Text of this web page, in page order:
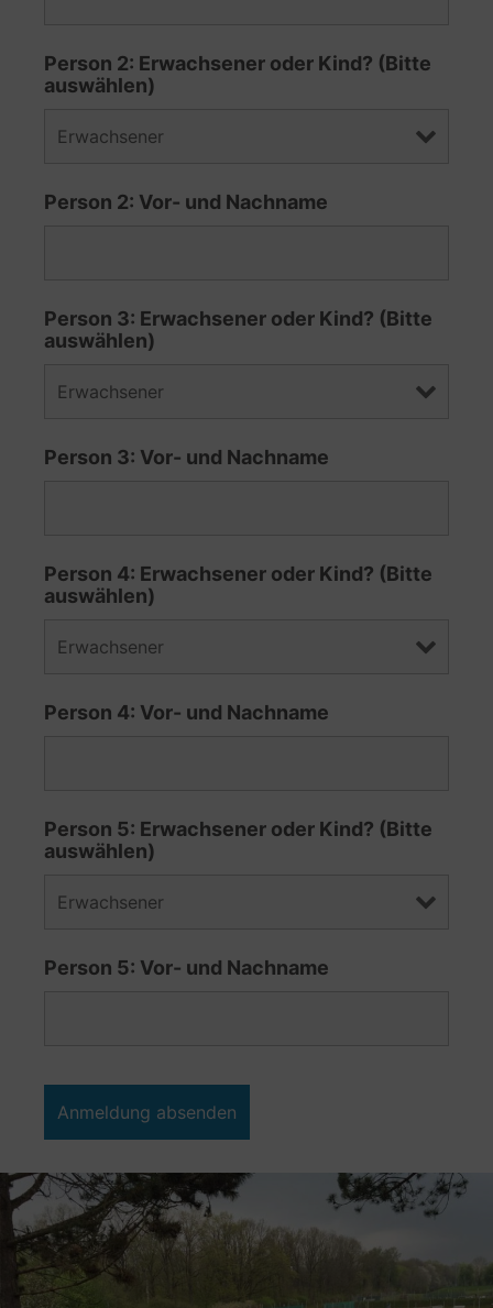
Person 2: Erwachsener oder Kind? (Bitte
auswählen)
Person 2: Vor- und Nachname
Person 3: Erwachsener oder Kind? (Bitte
auswählen)
Person 3: Vor- und Nachname
Person 4: Erwachsener oder Kind? (Bitte
auswählen)
Person 4: Vor- und Nachname
Person 5: Erwachsener oder Kind? (Bitte
auswählen)
Person 5: Vor- und Nachname